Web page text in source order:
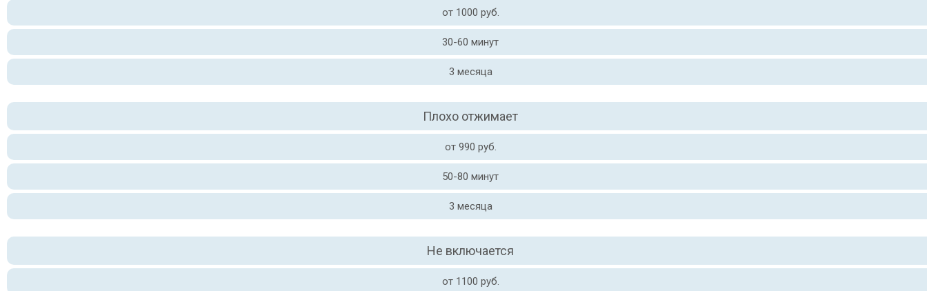
от 1000 руб.
30-60 минут
3 месяца
Плохо отжимает
от 990 руб.
50-80 минут
3 месяца
Не включается
от 1100 руб.